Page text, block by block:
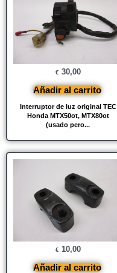
Interruptor de luz original TEC
Honda MTX50ot, MTX80ot
(usado pero...
€ 30,00
Añadir al carrito
€ 10,00
Añadir al carrito